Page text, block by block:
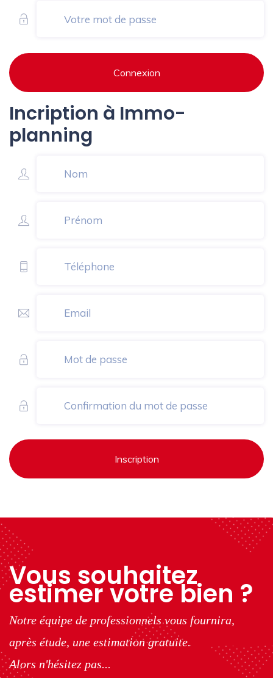
Connexion
Incription à Immo-
planning
Inscription
Vous souhaitez
estimer votre bien ?
Notre équipe de professionnels vous fournira,
après étude, une estimation gratuite.
Alors n'hésitez pas...